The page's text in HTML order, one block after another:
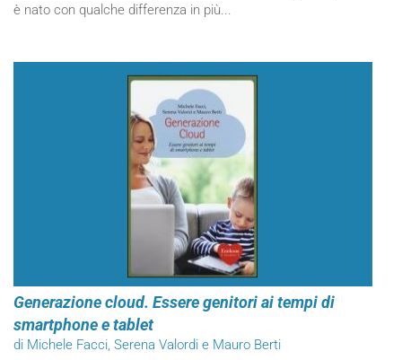
è nato con qualche differenza in più...
Generazione cloud. Essere genitori ai tempi di
smartphone e tablet
di Michele Facci, Serena Valordi e Mauro Berti